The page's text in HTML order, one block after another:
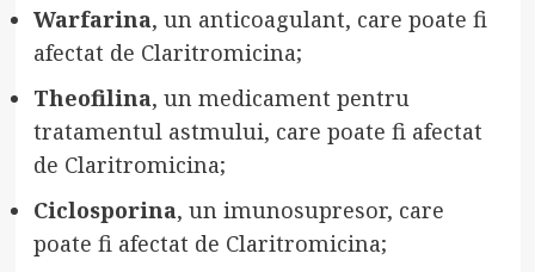
Warfarina, un anticoagulant, care poate fi
afectat de Claritromicina;
Theofilina, un medicament pentru
tratamentul astmului, care poate fi afectat
de Claritromicina;
Ciclosporina, un imunosupresor, care
poate fi afectat de Claritromicina;